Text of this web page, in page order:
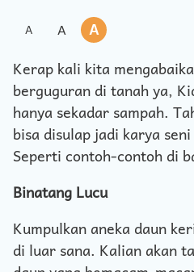
A A
A
Kerap kali kita
berguguran di tanah ya,
hanya sekadar sampah.
bisa disulap jadi karya
Seperti contoh-contoh di
Binatang Lucu
Kumpulkan aneka daun
di luar sana. Kalian akan